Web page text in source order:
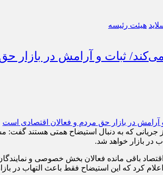
هیئت رئیسه
می‌کند/ ثبات و آرامش در بازار
جریانی که به دنبال استیضاح همتی هستند
در بازار خواهد شد.
استیضاح وزیر اقتصاد باقی مانده فعالان بخش
کرد که این استیضاح فقط باعث التهاب در